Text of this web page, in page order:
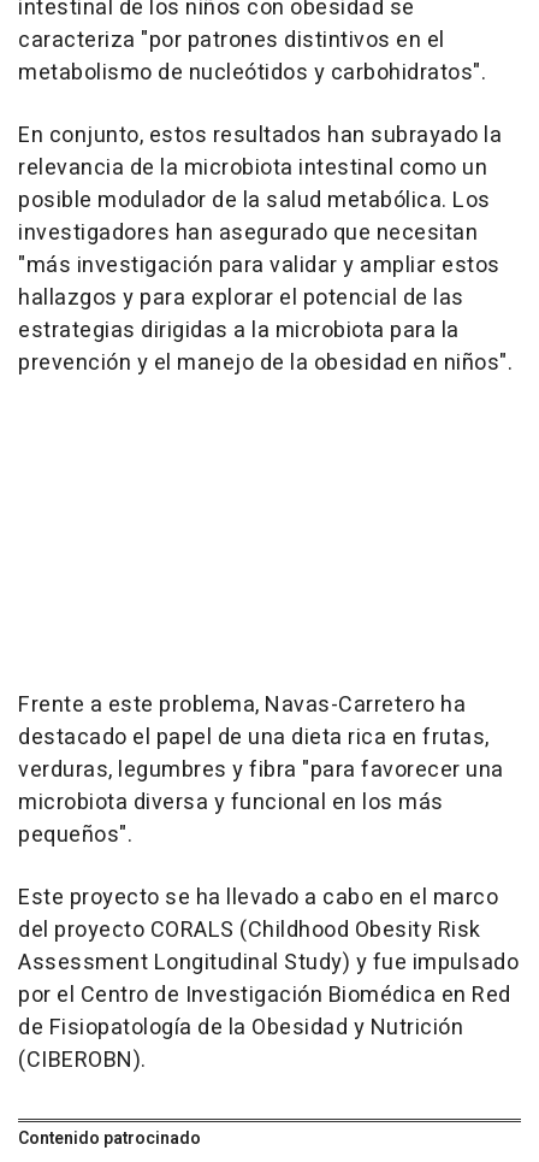
intestinal de los niños con obesidad se
caracteriza "por patrones distintivos en el
metabolismo de nucleótidos y carbohidratos".
En conjunto, estos resultados han subrayado la
relevancia de la microbiota intestinal como un
posible modulador de la salud metabólica. Los
investigadores han asegurado que necesitan
"más investigación para validar y ampliar estos
hallazgos y para explorar el potencial de las
estrategias dirigidas a la microbiota para la
prevención y el manejo de la obesidad en niños".
Frente a este problema, Navas-Carretero ha
destacado el papel de una dieta rica en frutas,
verduras, legumbres y fibra "para favorecer una
microbiota diversa y funcional en los más
pequeños".
Este proyecto se ha llevado a cabo en el marco
del proyecto CORALS (Childhood Obesity Risk
Assessment Longitudinal Study) y fue impulsado
por el Centro de Investigación Biomédica en Red
de Fisiopatología de la Obesidad y Nutrición
(CIBEROBN).
Contenido patrocinado